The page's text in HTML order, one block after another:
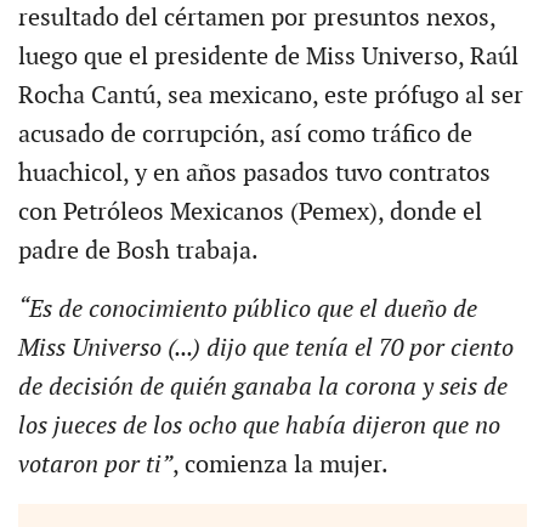
resultado del cértamen por presuntos nexos,
luego que el presidente de Miss Universo, Raúl
Rocha Cantú, sea mexicano, este prófugo al ser
acusado de corrupción, así como tráfico de
huachicol, y en años pasados tuvo contratos
con Petróleos Mexicanos (Pemex), donde el
padre de Bosh trabaja.
“Es de conocimiento público que el dueño de
Miss Universo (...) dijo que tenía el 70 por ciento
de decisión de quién ganaba la corona y seis de
los jueces de los ocho que había dijeron que no
votaron por ti”, comienza la mujer.